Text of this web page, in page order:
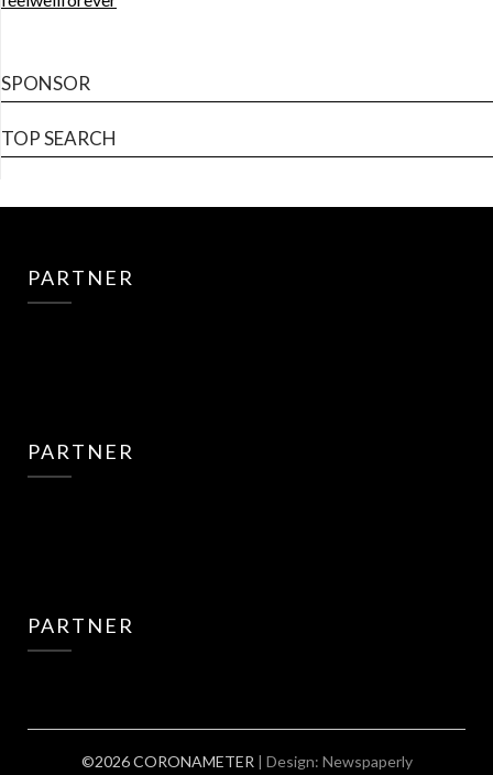
SPONSOR
TOP SEARCH
PARTNER
PARTNER
PARTNER
©2026 CORONAMETER | Design: Newspaperly